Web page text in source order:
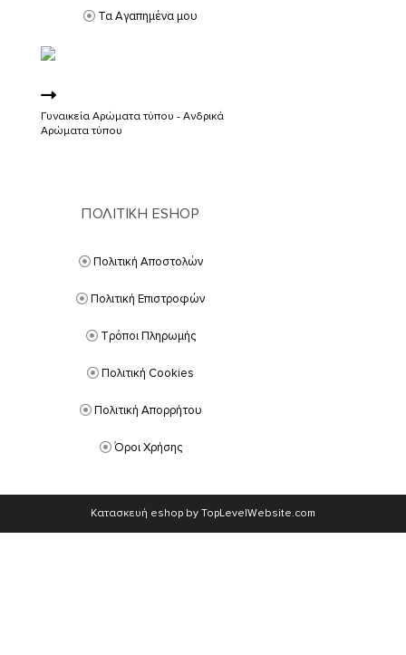
Τα Αγαπημένα μου
Γυναικεία Αρώματα τύπου - Ανδρικά
Αρώματα τύπου
ΠΟΛΙΤΙΚΗ ESHOP
Πολιτική Αποστολών
Πολιτική Επιστροφών
Τρόποι Πληρωμής
Πολιτική Cookies
Πολιτική Απορρήτου
Όροι Χρήσης
Κατασκευή eshop by TopLevelWebsite.com